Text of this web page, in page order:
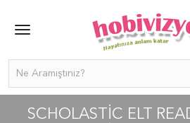
SCHOLASTIC ELT